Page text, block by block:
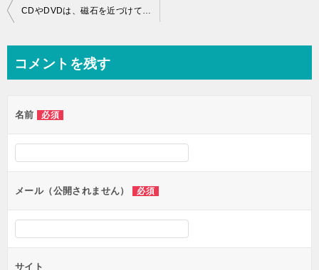
投稿ナビゲーション CDやDVDは、磁石を近づけても内容は消えませんか？
コメントを残す
名前 必須
メール（公開されません） 必須
サイト